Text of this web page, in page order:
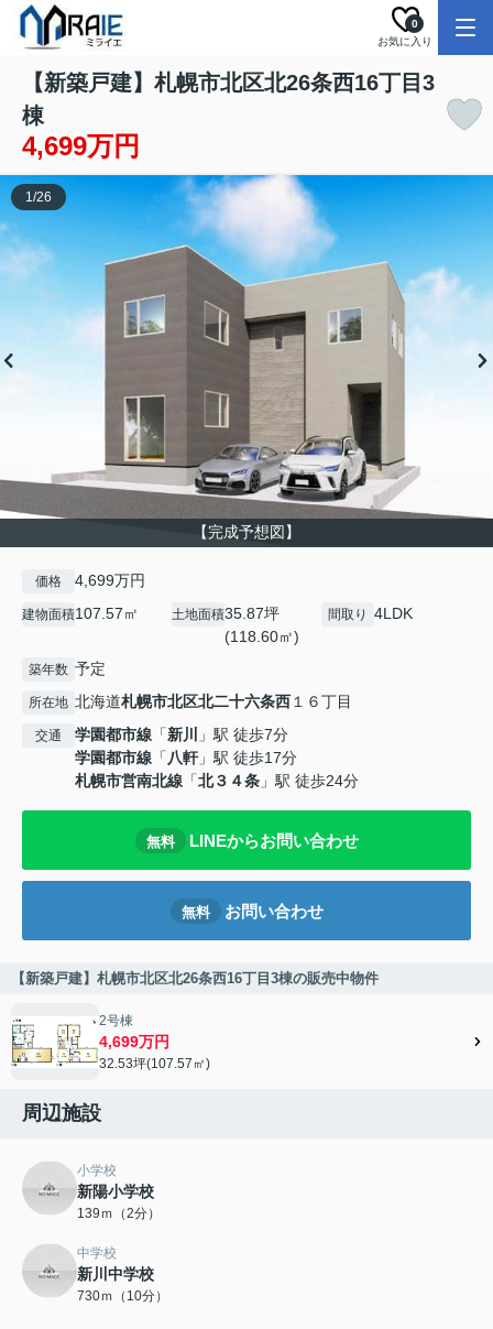
お気に入り
0
【新築戸建】札幌市北区北26条西16丁目3
棟
4,699万円
【完成予想図】
1/26
価格 4,699万円
建物面積107.57㎡ 土地面積35.87坪
(118.60㎡)
間取り 4LDK
築年数 予定
所在地 北海道札幌市北区北二十六条西１６丁目
交通 学園都市線 「新川
」駅 徒歩7分
学園都市線 「八軒」駅 徒歩17分
札幌市営南北線 「北３４条 」駅 徒歩24分
無料 LINEからお問い合わせ
無料 お問い合わせ
【新築戸建】札幌市北区北26条西16丁目3棟の販売中物件
2号棟
4,699万円
32.53坪(107.57㎡)
周辺施設
小学校
新陽小学校
139ｍ（2分）
中学校
新川中学校
730ｍ（10分）